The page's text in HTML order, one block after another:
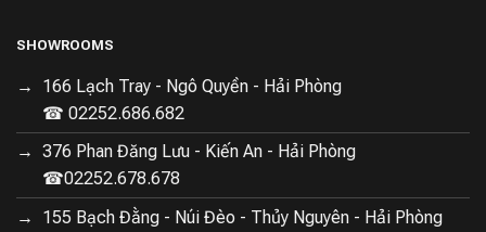
SHOWROOMS
166 Lạch Tray - Ngô Quyền - Hải Phòng
☎ 02252.686.682
376 Phan Đăng Lưu - Kiến An - Hải Phòng
☎02252.678.678
155 Bạch Đằng - Núi Đèo - Thủy Nguyên - Hải Phòng